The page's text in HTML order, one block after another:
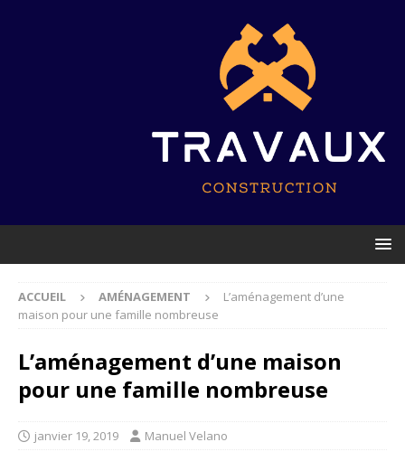
ACCUEIL AMÉNAGEMENT
L’aménagement d’une
maison pour une famille nombreuse
L’aménagement d’une maison
pour une famille nombreuse
janvier 19, 2019 Manuel Velano